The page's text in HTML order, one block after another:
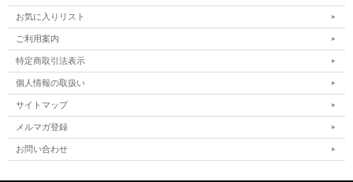
お気に入りリスト
ご利用案内
特定商取引法表示
個人情報の取扱い
サイトマップ
メルマガ登録
お問い合わせ